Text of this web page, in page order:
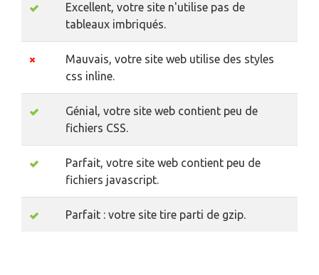
Excellent, votre site n'utilise pas de
tableaux imbriqués.
Mauvais, votre site web utilise des styles
css inline.
Génial, votre site web contient peu de
fichiers CSS.
Parfait, votre site web contient peu de
fichiers javascript.
Parfait : votre site tire parti de gzip.